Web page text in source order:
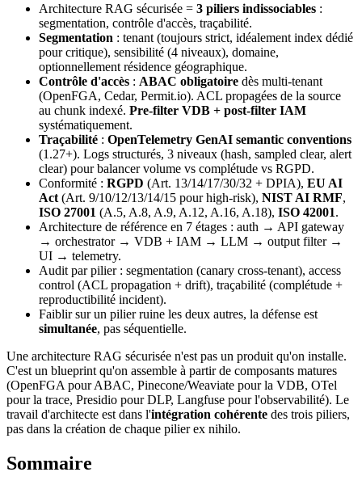
Architecture RAG sécurisée = 3 piliers indissociables :
segmentation, contrôle d'accès, traçabilité.
Segmentation : tenant (toujours strict, idéalement index dédié
pour critique), sensibilité (4 niveaux), domaine,
optionnellement résidence géographique.
Contrôle d'accès : ABAC obligatoire dès multi-tenant
(OpenFGA, Cedar, Permit.io). ACL propagées de la source
au chunk indexé. Pre-filter VDB + post-filter IAM
systématiquement.
Traçabilité : OpenTelemetry GenAI semantic conventions
(1.27+). Logs structurés, 3 niveaux (hash, sampled clear, alert
clear) pour balancer volume vs complétude vs RGPD.
Conformité : RGPD (Art. 13/14/17/30/32 + DPIA), EU AI
Act (Art. 9/10/12/13/14/15 pour high-risk), NIST AI RMF,
ISO 27001 (A.5, A.8, A.9, A.12, A.16, A.18), ISO 42001.
Architecture de référence en 7 étages : auth → API gateway
→ orchestrator → VDB + IAM → LLM → output filter →
UI → telemetry.
Audit par pilier : segmentation (canary cross-tenant), access
control (ACL propagation + drift), traçabilité (complétude +
reproductibilité incident).
Faiblir sur un pilier ruine les deux autres, la défense est
simultanée, pas séquentielle.
Une architecture RAG sécurisée n'est pas un produit qu'on installe.
C'est un blueprint qu'on assemble à partir de composants matures
(OpenFGA pour ABAC, Pinecone/Weaviate pour la VDB, OTel
pour la trace, Presidio pour DLP, Langfuse pour l'observabilité). Le
travail d'architecte est dans l'intégration cohérente des trois piliers,
pas dans la création de chaque pilier ex nihilo.
Sommaire